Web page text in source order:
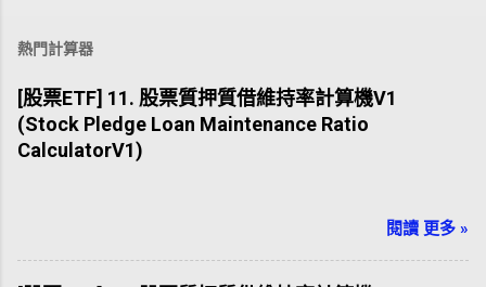
熱門計算器
[股票ETF] 11. 股票質押質借維持率計算機V1
(Stock Pledge Loan Maintenance Ratio
CalculatorV1)
閱讀 更多 »